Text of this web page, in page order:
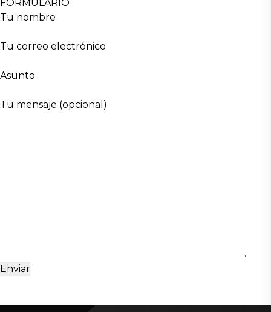
FORMULARIO
Tu nombre
Tu correo electrónico
Asunto
Tu mensaje (opcional)